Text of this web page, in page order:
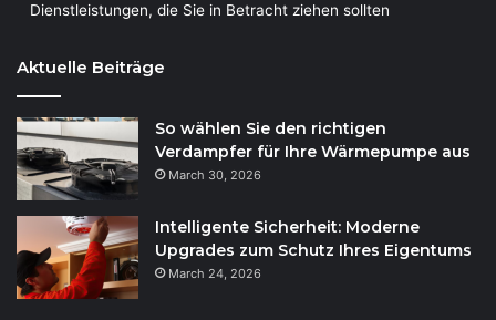
Dienstleistungen, die Sie in Betracht ziehen sollten
Aktuelle Beiträge
So wählen Sie den richtigen
Verdampfer für Ihre Wärmepumpe aus
March 30, 2026
Intelligente Sicherheit: Moderne
Upgrades zum Schutz Ihres Eigentums
March 24, 2026